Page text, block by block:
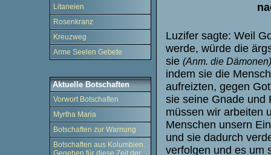
Litaneien
Rosenkranz
Kreuzweg
Arme Seelen Gebete
Aktuelle Botschaften
Vorwort Botschaften
Myrtha Maria
Botschaften zur Warnung
Botschaften aus Kolumbien.
Luzifer sagte: Weil
werde, würde die
sie (Anm. die Dämonen)
indem sie die
aufreizten, gegen
sie seine Gnade und
müssen wir arbeiten
Menschen unsern
und sie dadurch
verfolgen und es um